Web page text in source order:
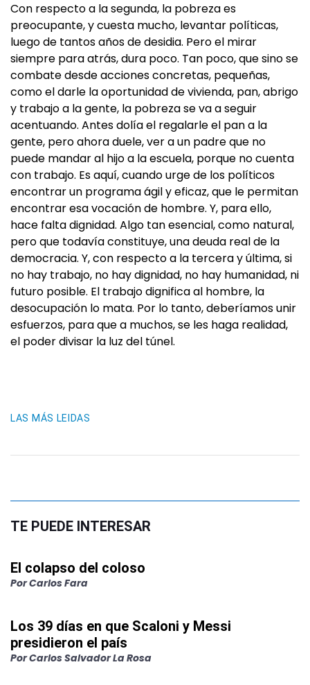
Con respecto a la segunda, la pobreza es
preocupante, y cuesta mucho, levantar políticas,
luego de tantos años de desidia. Pero el mirar
siempre para atrás, dura poco. Tan poco, que sino se
combate desde acciones concretas, pequeñas,
como el darle la oportunidad de vivienda, pan, abrigo
y trabajo a la gente, la pobreza se va a seguir
acentuando. Antes dolía el regalarle el pan a la
gente, pero ahora duele, ver a un padre que no
puede mandar al hijo a la escuela, porque no cuenta
con trabajo. Es aquí, cuando urge de los políticos
encontrar un programa ágil y eficaz, que le permitan
encontrar esa vocación de hombre. Y, para ello,
hace falta dignidad. Algo tan esencial, como natural,
pero que todavía constituye, una deuda real de la
democracia. Y, con respecto a la tercera y última, si
no hay trabajo, no hay dignidad, no hay humanidad, ni
futuro posible. El trabajo dignifica al hombre, la
desocupación lo mata. Por lo tanto, deberíamos unir
esfuerzos, para que a muchos, se les haga realidad,
el poder divisar la luz del túnel.
LAS MÁS LEIDAS
TE PUEDE INTERESAR
El colapso del coloso
PorCarlos Fara
Los 39 días en que Scaloni y Messi
presidieron el país
PorCarlos Salvador La Rosa